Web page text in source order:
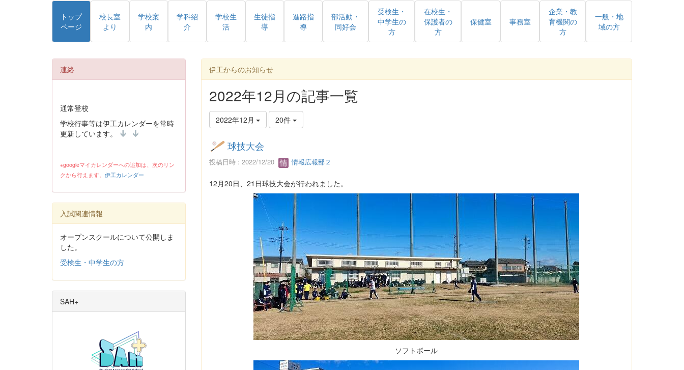
トップ
ページ
校長室
より
学校案
内
学科紹
介
学校生
活
生徒指
導
進路指
導
部活動・
同好会
受検生・
中学生の
方
在校生・
保護者の
方
保健室 事務室
企業・教
育機関の
方
一般・地
域の方
伊工からのお知らせ
2022年12月の記事一覧
2022年12月 20件
球技大会
投稿日時 : 2022/12/20 情報広報部２
12月20日、21日球技大会が行われました。
ソフトボール
連絡
通常登校
学校行事等は伊工カレンダーを常時
更新しています。
※googleマイカレンダーへの追加は、次のリン
クから行えます。 伊工カレンダー
入試関連情報
オープンスクールについて公開しま
した。
受検生・中学生の方
SAH+